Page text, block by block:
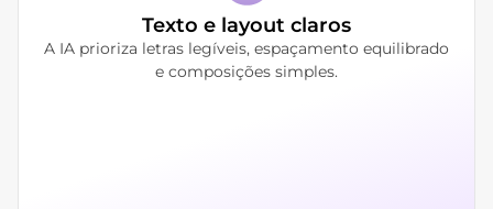
Texto e layout claros
A IA prioriza letras legíveis, espaçamento equilibrado
e composições simples.